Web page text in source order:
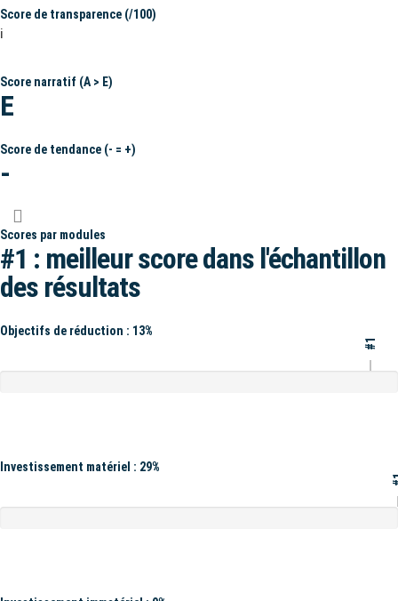
Score de transparence (/100)
ℹ️
Score narratif (A > E)
E
Score de tendance (- = +)
-
Scores par modules
#1 : meilleur score dans l'échantillon
des résultats
Objectifs de réduction : 13%
#1
Investissement matériel : 29%